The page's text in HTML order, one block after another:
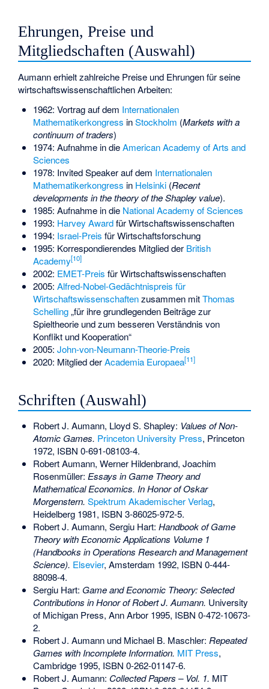
Ehrungen, Preise und
Mitgliedschaften (Auswahl)
Aumann erhielt zahlreiche Preise und Ehrungen für seine
wirtschaftswissenschaftlichen Arbeiten:
1962: Vortrag auf dem Internationalen
Mathematikerkongress inStockholm (Markets with a
continuum of traders)
1974: Aufnahme in dieAmerican Academy of Arts and
Sciences
1978: Invited Speaker auf dem Internationalen
Mathematikerkongress in Helsinki(Recent
developments in the theory of the Shapley value).
1985: Aufnahme in die National Academy of Sciences
1993: Harvey Awardfür Wirtschaftswissenschaften
1994: Israel-Preis für Wirtschaftsforschung
1995: Korrespondierendes Mitglied der British
Academy[10]
2002: EMET-Preis für Wirtschaftswissenschaften
2005: Alfred-Nobel-Gedächtnispreis für
Wirtschaftswissenschaftenzusammen mitThomas
Schelling„für ihre grundlegenden Beiträge zur
Spieltheorie und zum besseren Verständnis von
Konflikt und Kooperation“
2005: John-von-Neumann-Theorie-Preis
2020: Mitglied derAcademia Europaea[11]
Schriften (Auswahl)
Robert J. Aumann, Lloyd S. Shapley: Values of Non-
Atomic Games. Princeton University Press, Princeton
1972, ISBN 0-691-08103-4.
Robert Aumann, Werner Hildenbrand, Joachim
Rosenmüller: Essays in Game Theory and
Mathematical Economics. In Honor of Oskar
Morgenstern. Spektrum Akademischer Verlag,
Heidelberg 1981, ISBN 3-86025-972-5.
Robert J. Aumann, Sergiu Hart: Handbook of Game
Theory with Economic Applications Volume 1
(Handbooks in Operations Research and Management
Science). Elsevier, Amsterdam 1992, ISBN 0-444-
88098-4.
Sergiu Hart: Game and Economic Theory: Selected
Contributions in Honor of Robert J. Aumann. University
of Michigan Press, Ann Arbor 1995, ISBN 0-472-10673-
2.
Robert J. Aumann und Michael B. Maschler: Repeated
Games with Incomplete Information. MIT Press,
Cambridge 1995, ISBN 0-262-01147-6.
Robert J. Aumann: Collected Papers – Vol. 1. MIT